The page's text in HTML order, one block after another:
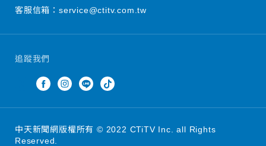
追蹤我們
客服信箱： service@ctitv.com.tw
中天新聞網版權所有 © 2022 CTiTV Inc. all Rights
Reserved.